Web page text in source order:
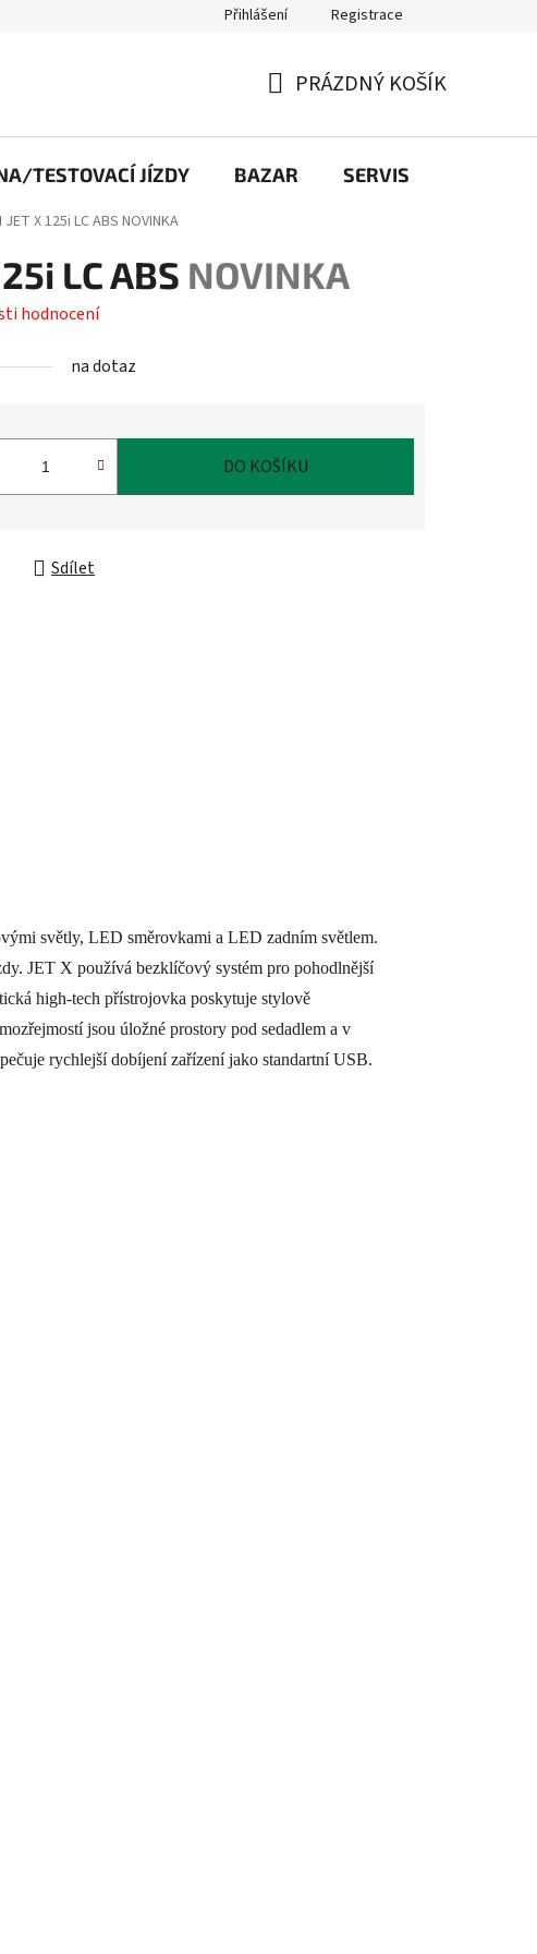
Přihlášení Registrace
KOŠÍK
PRÁZDNÝ KOŠÍK
TESTOVACÍ JÍZDY BAZAR SERVIS
JET X 125i LC ABS NOVINKA
LC ABS NOVINKA
hodnocení
na dotaz
DO KOŠÍKU
Sdílet
světly, LED směrovkami a LED zadním světlem.
JET X používá bezklíčový systém pro pohodlnější
high-tech přístrojovka poskytuje stylově
jsou úložné prostory pod sedadlem a v
rychlejší dobíjení zařízení jako standartní USB.